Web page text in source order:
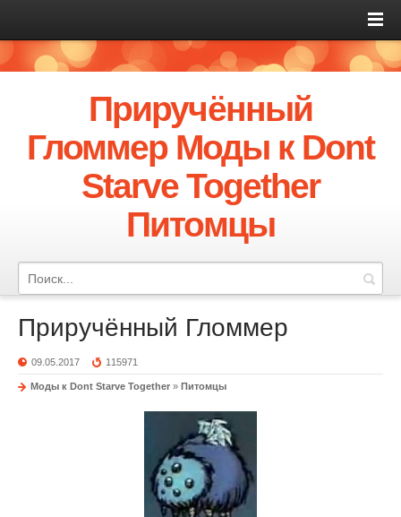
Приручённый
Гломмер Моды к Dont
Starve Together
Питомцы
Приручённый Гломмер
09.05.2017 115971
Моды к Dont Starve Together » Питомцы